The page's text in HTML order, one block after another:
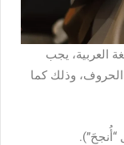
العربية، يجب
الحروف، وذلك كما